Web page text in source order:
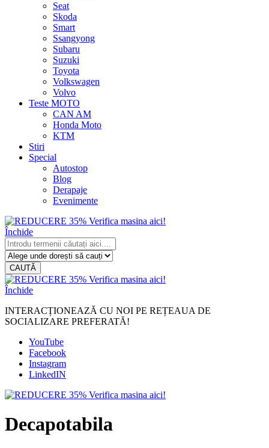
Seat
Skoda
Smart
Ssangyong
Subaru
Suzuki
Toyota
Volkswagen
Volvo
Teste MOTO
CAN AM
Honda Moto
KTM
Stiri
Special
Autostop
Blog
Derapaje
Evenimente
Închide
CAUTĂ
Închide
INTERACȚIONEAZĂ CU NOI PE REȚEAUA DE
SOCIALIZARE PREFERATĂ!
YouTube
Facebook
Instagram
LinkedIN
Decapotabila